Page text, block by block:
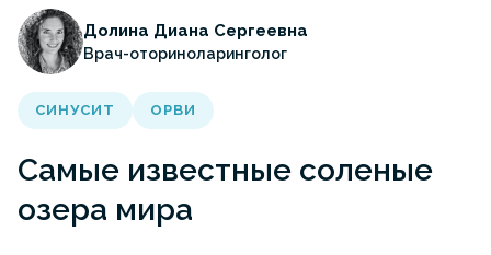
Долина Диана Сергеевна
Врач-оториноларинголог
СИНУСИТ ОРВИ
Самые известные соленые
озера мира